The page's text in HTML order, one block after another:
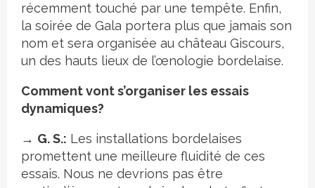
récemment touché par une tempête. Enfin,
la soirée de Gala portera plus que jamais son
nom et sera organisée au château Giscours,
un des hauts lieux de l’œnologie bordelaise.
Comment vont s’organiser les essais
dynamiques?
→ G. S.: Les installations bordelaises
promettent une meilleure fluidité de ces
essais. Nous ne devrions pas être